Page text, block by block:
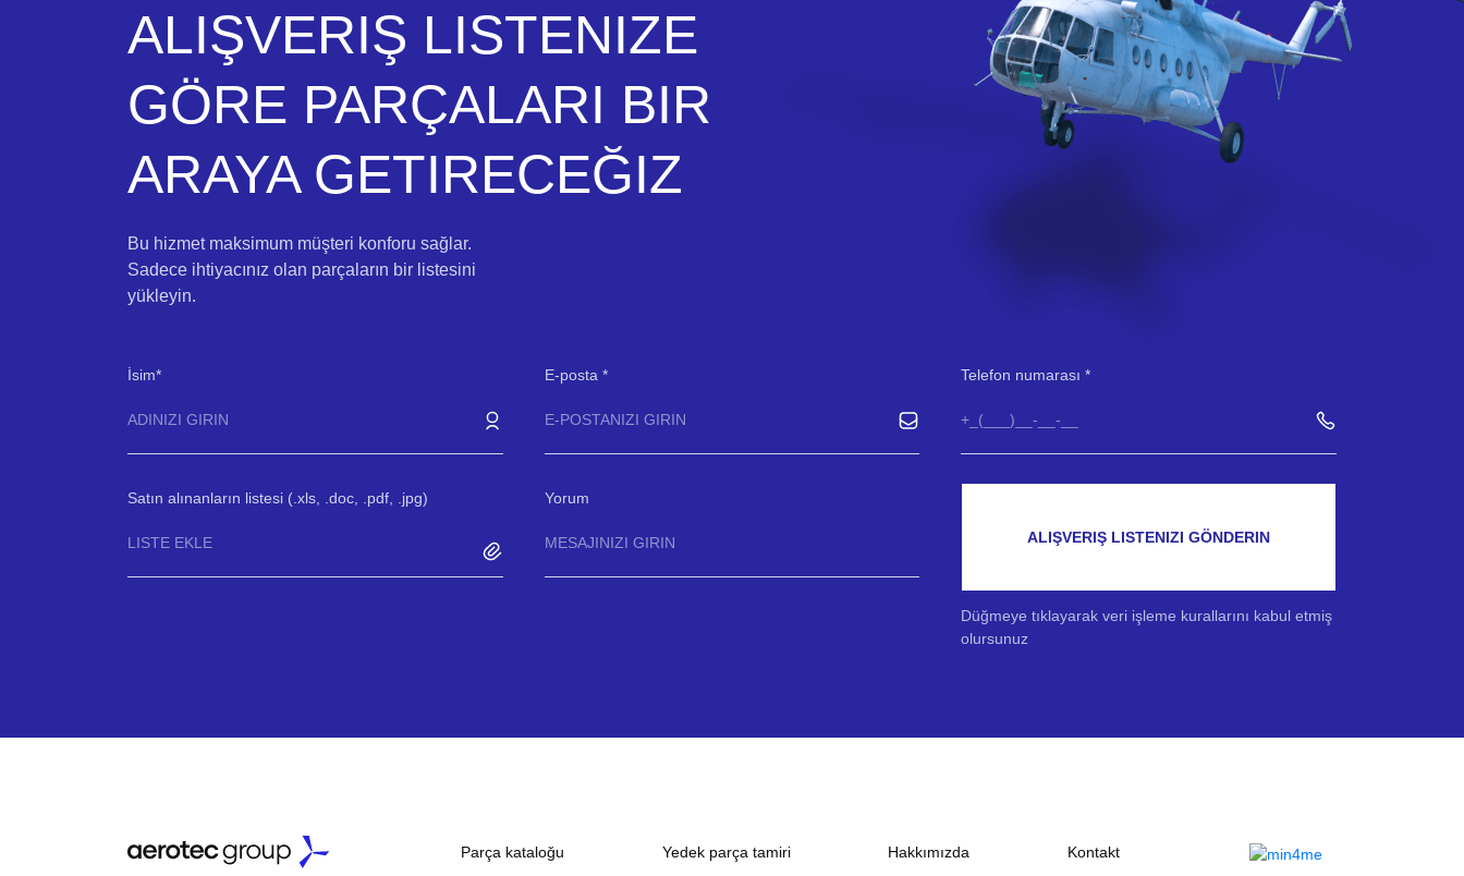
ALIŞVERIŞ LISTENIZE
GÖRE PARÇALARI BIR
ARAYA GETIRECEĞIZ
Bu hizmet maksimum müşteri konforu sağlar.
Sadece ihtiyacınız olan parçaların bir listesini
yükleyin.
İsim E-posta Telefon numarası
Satın alınanların listesi (.xls, .doc, .pdf, .jpg)
LISTE EKLE
Yorum
ALIŞVERIŞ LISTENIZI GÖNDERIN
Düğmeye tıklayarak veri işleme kurallarını kabul etmiş
olursunuz
Parça kataloğu Yedek parça tamiri Hakkımızda Kontakt